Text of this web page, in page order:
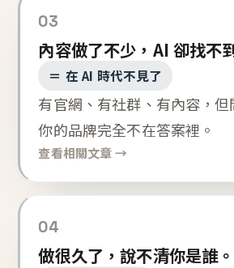
03
內容做了不少，AI 卻找不
＝ 在 AI 時代不見了
有官網、有社群、有內容，
你的品牌完全不在答案裡。
查看相關文章 →
04
做很久了，說不清你是誰。